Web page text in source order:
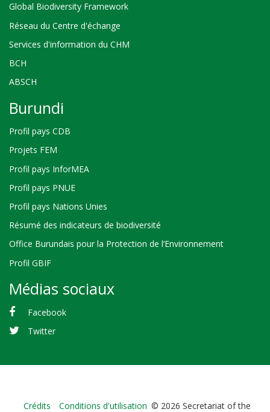
Global Biodiversity Framework
Réseau du Centre d'échange
Services d'information du CHM
BCH
ABSCH
Burundi
Profil pays CDB
Projets FEM
Profil pays InforMEA
Profil pays PNUE
Profil pays Nations Unies
Résumé des indicateurs de biodiversité
Office Burundais pour la Protection de l’Environnement
Profil GBIF
Médias sociaux
Facebook
Twitter
Bioland
Crédits Conditions d'utilisation © 2026 Secretariat of the